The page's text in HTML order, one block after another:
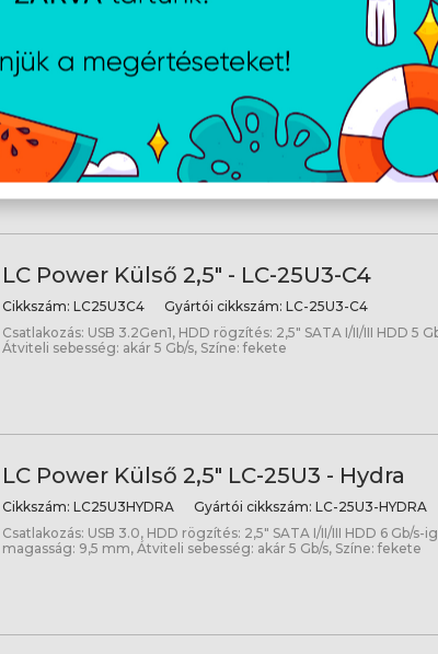
LC Power Drive bay adapter for HDD/
3,5" to 2x 2,5 - LC-ADA-35-225
Cikkszám:LCADA35225 Gyártói cikkszám:LC-ADA-35-225
Méret: 3,5", Lehetőségek: 2x 2,5"/1x 3,5", Szín: Fekete
LC Power Külső 2,5" - LC-25U3-C4
Cikkszám: LC25U3C4 Gyártói cikkszám: LC-25U3-C4
Csatlakozás: USB 3.2Gen1, HDD rögzítés: 2,5" SATA I/II/III HDD 5
Átviteli sebesség: akár 5 Gb/s, Színe: fekete
LC Power Külső 2,5" LC-25U3 - Hydra
Cikkszám: LC25U3HYDRA Gyártói cikkszám: LC-25U3-HYDRA
Csatlakozás: USB 3.0, HDD rögzítés: 2,5" SATA I/II/III HDD 6 Gb/s-
magasság: 9,5 mm, Átviteli sebesség: akár 5 Gb/s, Színe: fekete